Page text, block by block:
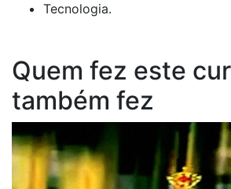
Tecnologia.
Quem fez este
também fez